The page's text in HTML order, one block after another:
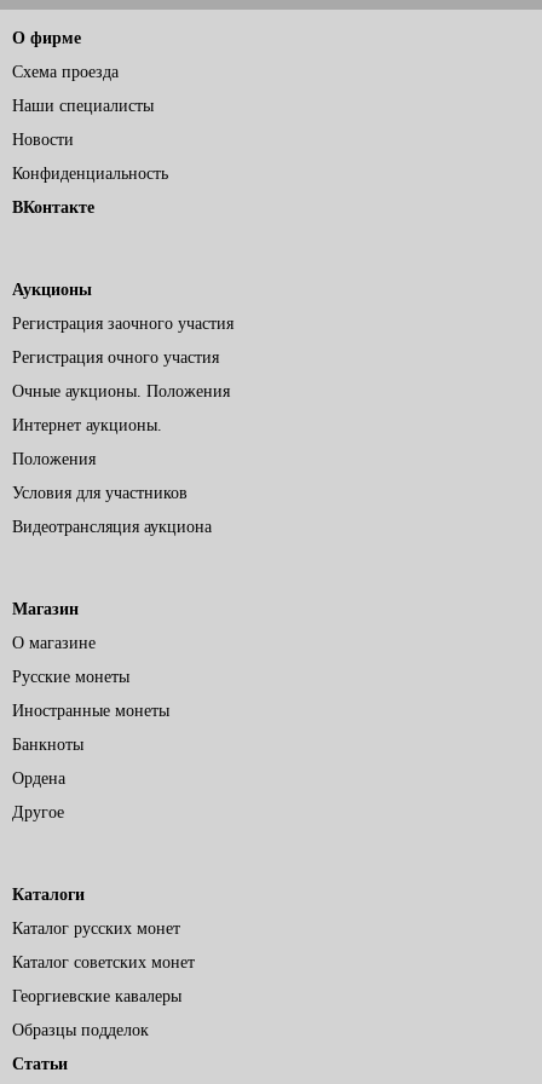
О фирме
Схема проезда
Наши специалисты
Новости
Конфиденциальность
ВКонтакте
Аукционы
Регистрация заочного участия
Регистрация очного участия
Очные аукционы. Положения
Интернет аукционы.
Положения
Условия для участников
Видеотрансляция аукциона
Магазин
О магазине
Русские монеты
Иностранные монеты
Банкноты
Ордена
Другое
Каталоги
Каталог русских монет
Каталог советских монет
Георгиевские кавалеры
Образцы подделок
Статьи